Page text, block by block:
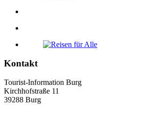
Kontakt
Tourist-Information Burg
Kirchhofstraße 11
39288 Burg